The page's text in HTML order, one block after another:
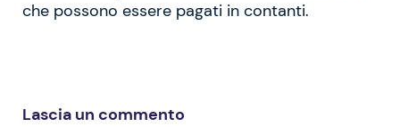
che possono essere pagati in contanti.
Lascia un commento